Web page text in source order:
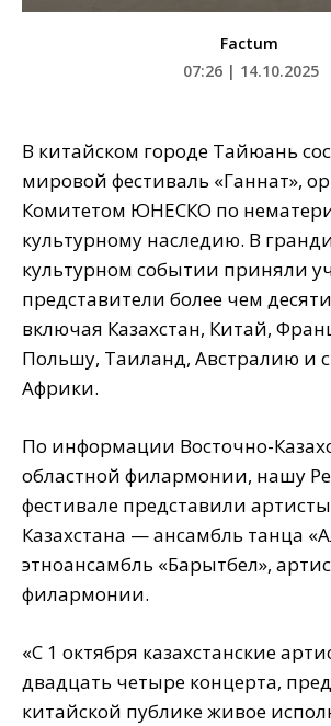
Factum
07:26 | 14.10.2025
В китайском городе Тайюань
мировой фестиваль «Ганнат»,
Комитетом ЮНЕСКО по
культурному наследию. В
культурном событии приняли
представители более чем
включая Казахстан, Китай,
Польшу, Таиланд, Австралию и
Африки.
По информации Восточно-
областной филармонии, нашу
фестивале представили
Казахстана — ансамбль танца
этноансамбль «Барқытбел»,
филармонии.
«С 1 октября казахстанские
двадцать четыре концерта,
китайской публике живое